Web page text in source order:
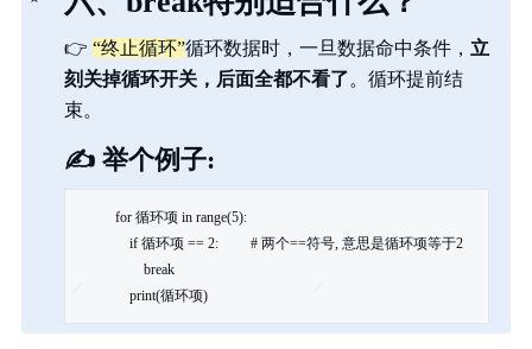
👉 “终止循环”循环数据时，一旦数据命中条件， 立
刻关掉循环开关，后面全都不看了。循环提前结
束。
✍️举个例子:
for 循环项 in range(5):
    print(循环项)